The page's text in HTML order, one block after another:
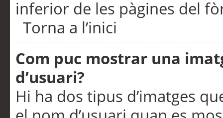
inferior de les pàgines del
Torna a l’inici
Com puc mostrar una
d’usuari?
Hi ha dos tipus d’imatges